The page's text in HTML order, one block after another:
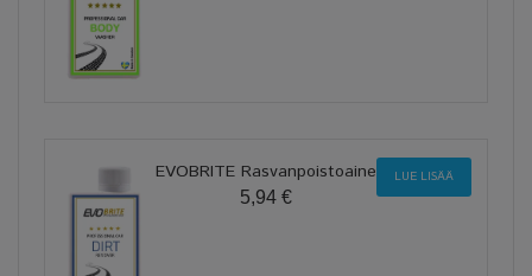
EVOBRITE Rasvanpoistoaine
5,94 €
LUE LISÄÄ